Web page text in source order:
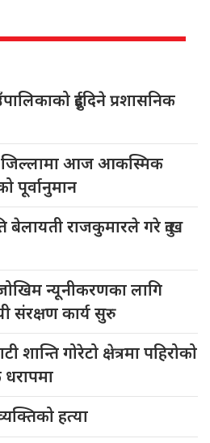
दुईदिने प्रशासनिक
जिल्लामा आज आकस्मिक
पूर्वानुमान
बेलायती राजकुमारले गरे दुःख
जोखिम न्यूनीकरणका लागि
संरक्षण कार्य सुरु
शान्ति गोरेटो क्षेत्रमा पहिरोको
हत्या